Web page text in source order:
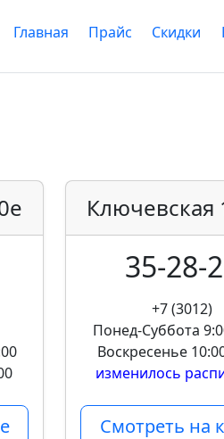
Главная Прайс Скидки
Ключевская
35-28-
+7 (3012)
Понед-Суббота
Воскресенье
изменилось
Смотреть на